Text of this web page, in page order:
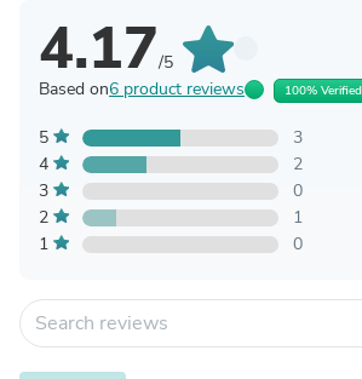
4.17/5
Based on6 product reviews 100% Verified
5
3
4
2
3
0
2
1
1
0